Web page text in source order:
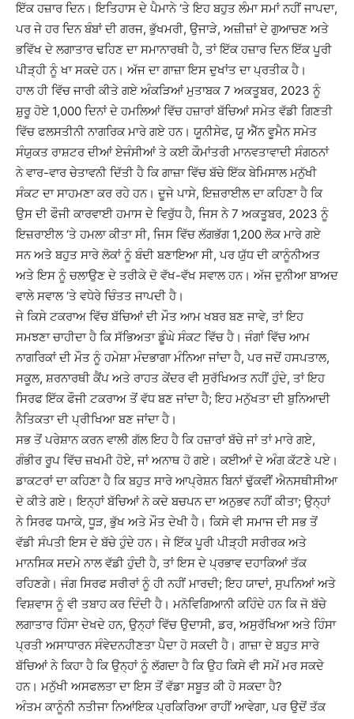
ਇੱਕ ਹਜ਼ਾਰ ਦਿਨ। ਇਤਿਹਾਸ ਦੇ ਪੈਮਾਨੇ ‘ਤੇ ਇਹ ਬਹੁਤ ਲੰਮਾ ਸਮਾਂ ਨਹੀਂ ਜਾਪਦਾ,
ਪਰ ਜੇ ਹਰ ਦਿਨ ਬੰਬਾਂ ਦੀ ਗਰਜ, ਭੁੱਖਮਰੀ, ਉਜਾੜੇ, ਅਜ਼ੀਜ਼ਾਂ ਦੇ ਗੁਆਚਣ ਅਤੇ
ਭਵਿੱਖ ਦੇ ਲਗਾਤਾਰ ਢਹਿਣ ਦਾ ਸਮਾਨਾਰਥੀ ਹੈ, ਤਾਂ ਇੱਕ ਹਜ਼ਾਰ ਦਿਨ ਇੱਕ ਪੂਰੀ
ਪੀੜ੍ਹੀ ਨੂੰ ਖਾ ਸਕਦੇ ਹਨ। ਅੱਜ ਦਾ ਗਾਜ਼ਾ ਇਸ ਦੁਖਾਂਤ ਦਾ ਪ੍ਰਤੀਕ ਹੈ।
ਹਾਲ ਹੀ ਵਿੱਚ ਜਾਰੀ ਕੀਤੇ ਗਏ ਅੰਕੜਿਆਂ ਮੁਤਾਬਕ 7 ਅਕਤੂਬਰ, 2023 ਨੂੰ
ਸ਼ੁਰੂ ਹੋਏ 1,000 ਦਿਨਾਂ ਦੇ ਹਮਲਿਆਂ ਵਿੱਚ ਹਜ਼ਾਰਾਂ ਬੱਚਿਆਂ ਸਮੇਤ ਵੱਡੀ ਗਿਣਤੀ
ਵਿੱਚ ਫਲਸਤੀਨੀ ਨਾਗਰਿਕ ਮਾਰੇ ਗਏ ਹਨ। ਯੂਨੀਸੇਫ, ਯੂ ਐੱਨ ਵੂਮੈਨ ਸਮੇਤ
ਸੰਯੁਕਤ ਰਾਸ਼ਟਰ ਦੀਆਂ ਏਜੰਸੀਆਂ ਤੇ ਕਈ ਕੌਮਾਂਤਰੀ ਮਾਨਵਤਾਵਾਦੀ ਸੰਗਠਨਾਂ
ਨੇ ਵਾਰ-ਵਾਰ ਚੇਤਾਵਨੀ ਦਿੱਤੀ ਹੈ ਕਿ ਗਾਜ਼ਾ ਵਿੱਚ ਬੱਚੇ ਇੱਕ ਬੇਮਿਸਾਲ ਮਨੁੱਖੀ
ਸੰਕਟ ਦਾ ਸਾਹਮਣਾ ਕਰ ਰਹੇ ਹਨ। ਦੂਜੇ ਪਾਸੇ, ਇਜ਼ਰਾਈਲ ਦਾ ਕਹਿਣਾ ਹੈ ਕਿ
ਉਸ ਦੀ ਫੌਜੀ ਕਾਰਵਾਈ ਹਮਾਸ ਦੇ ਵਿਰੁੱਧ ਹੈ, ਜਿਸ ਨੇ 7 ਅਕਤੂਬਰ, 2023 ਨੂੰ
ਇਜ਼ਰਾਈਲ ‘ਤੇ ਹਮਲਾ ਕੀਤਾ ਸੀ, ਜਿਸ ਵਿੱਚ ਲੱਗਭੱਗ 1,200 ਲੋਕ ਮਾਰੇ ਗਏ
ਸਨ ਅਤੇ ਬਹੁਤ ਸਾਰੇ ਲੋਕਾਂ ਨੂੰ ਬੰਦੀ ਬਣਾਇਆ ਸੀ, ਪਰ ਯੁੱਧ ਦੀ ਕਾਨੂੰਨੀਅਤ
ਅਤੇ ਇਸ ਨੂੰ ਚਲਾਉਣ ਦੇ ਤਰੀਕੇ ਦੋ ਵੱਖ-ਵੱਖ ਸਵਾਲ ਹਨ। ਅੱਜ ਦੁਨੀਆ ਬਾਅਦ
ਵਾਲੇ ਸਵਾਲ ‘ਤੇ ਵਧੇਰੇ ਚਿੰਤਤ ਜਾਪਦੀ ਹੈ।
ਜੇ ਕਿਸੇ ਟਕਰਾਅ ਵਿੱਚ ਬੱਚਿਆਂ ਦੀ ਮੌਤ ਆਮ ਖਬਰ ਬਣ ਜਾਵੇ, ਤਾਂ ਇਹ
ਸਮਝਣਾ ਚਾਹੀਦਾ ਹੈ ਕਿ ਸੱਭਿਅਤਾ ਡੂੰਘੇ ਸੰਕਟ ਵਿੱਚ ਹੈ। ਜੰਗਾਂ ਵਿੱਚ ਆਮ
ਨਾਗਰਿਕਾਂ ਦੀ ਮੌਤ ਨੂੰ ਹਮੇਸ਼ਾ ਮੰਦਭਾਗਾ ਮੰਨਿਆ ਜਾਂਦਾ ਹੈ, ਪਰ ਜਦੋਂ ਹਸਪਤਾਲ,
ਸਕੂਲ, ਸ਼ਰਨਾਰਥੀ ਕੈਂਪ ਅਤੇ ਰਾਹਤ ਕੇਂਦਰ ਵੀ ਸੁਰੱਖਿਅਤ ਨਹੀਂ ਹੁੰਦੇ, ਤਾਂ ਇਹ
ਸਿਰਫ ਇੱਕ ਫੌਜੀ ਟਕਰਾਅ ਤੋਂ ਵੱਧ ਬਣ ਜਾਂਦਾ ਹੈ; ਇਹ ਮਨੁੱਖਤਾ ਦੀ ਬੁਨਿਆਦੀ
ਨੈਤਿਕਤਾ ਦੀ ਪ੍ਰੀਖਿਆ ਬਣ ਜਾਂਦਾ ਹੈ।
ਸਭ ਤੋਂ ਪਰੇਸ਼ਾਨ ਕਰਨ ਵਾਲੀ ਗੱਲ ਇਹ ਹੈ ਕਿ ਹਜ਼ਾਰਾਂ ਬੱਚੇ ਜਾਂ ਤਾਂ ਮਾਰੇ ਗਏ,
ਗੰਭੀਰ ਰੂਪ ਵਿੱਚ ਜ਼ਖਮੀ ਹੋਏ, ਜਾਂ ਅਨਾਥ ਹੋ ਗਏ। ਕਈਆਂ ਦੇ ਅੰਗ ਕੱਟਣੇ ਪਏ।
ਡਾਕਟਰਾਂ ਦਾ ਕਹਿਣਾ ਹੈ ਕਿ ਬਹੁਤ ਸਾਰੇ ਆਪ੍ਰੇਸ਼ਨ ਬਿਨਾਂ ਢੁੱਕਵੀਂ ਐਨਸਥੀਸੀਆ
ਦੇ ਕੀਤੇ ਗਏ। ਇਨ੍ਹਾਂ ਬੱਚਿਆਂ ਨੇ ਕਦੇ ਬਚਪਨ ਦਾ ਅਨੁਭਵ ਨਹੀਂ ਕੀਤਾ; ਉਨ੍ਹਾਂ
ਨੇ ਸਿਰਫ ਧਮਾਕੇ, ਧੂੜ, ਭੁੱਖ ਅਤੇ ਮੌਤ ਦੇਖੀ ਹੈ। ਕਿਸੇ ਵੀ ਸਮਾਜ ਦੀ ਸਭ ਤੋਂ
ਵੱਡੀ ਸੰਪਤੀ ਇਸ ਦੇ ਬੱਚੇ ਹੁੰਦੇ ਹਨ। ਜੇ ਇੱਕ ਪੂਰੀ ਪੀੜ੍ਹੀ ਸਰੀਰਕ ਅਤੇ
ਮਾਨਸਿਕ ਸਦਮੇ ਨਾਲ ਵੱਡੀ ਹੁੰਦੀ ਹੈ, ਤਾਂ ਇਸ ਦੇ ਪ੍ਰਭਾਵ ਦਹਾਕਿਆਂ ਤੱਕ
ਰਹਿਣਗੇ। ਜੰਗ ਸਿਰਫ ਸਰੀਰਾਂ ਨੂੰ ਹੀ ਨਹੀਂ ਮਾਰਦੀ; ਇਹ ਯਾਦਾਂ, ਸੁਪਨਿਆਂ ਅਤੇ
ਵਿਸ਼ਵਾਸ ਨੂੰ ਵੀ ਤਬਾਹ ਕਰ ਦਿੰਦੀ ਹੈ। ਮਨੋਵਿਗਿਆਨੀ ਕਹਿੰਦੇ ਹਨ ਕਿ ਜੋ ਬੱਚੇ
ਲਗਾਤਾਰ ਹਿੰਸਾ ਦੇਖਦੇ ਹਨ, ਉਨ੍ਹਾਂ ਵਿੱਚ ਉਦਾਸੀ, ਡਰ, ਅਸੁਰੱਖਿਆ ਅਤੇ ਹਿੰਸਾ
ਪ੍ਰਤੀ ਅਸਾਧਾਰਨ ਸੰਵੇਦਨਹੀਣਤਾ ਪੈਦਾ ਹੋ ਸਕਦੀ ਹੈ। ਗਾਜ਼ਾ ਦੇ ਬਹੁਤ ਸਾਰੇ
ਬੱਚਿਆਂ ਨੇ ਕਿਹਾ ਹੈ ਕਿ ਉਨ੍ਹਾਂ ਨੂੰ ਲੱਗਦਾ ਹੈ ਕਿ ਉਹ ਕਿਸੇ ਵੀ ਸਮੇਂ ਮਰ ਸਕਦੇ
ਹਨ। ਮਨੁੱਖੀ ਅਸਫਲਤਾ ਦਾ ਇਸ ਤੋਂ ਵੱਡਾ ਸਬੂਤ ਕੀ ਹੋ ਸਕਦਾ ਹੈ?
ਅੰਤਮ ਕਾਨੂੰਨੀ ਨਤੀਜਾ ਨਿਆਂਇਕ ਪ੍ਰਕਿਰਿਆ ਰਾਹੀਂ ਆਵੇਗਾ, ਪਰ ਉਦੋਂ ਤੱਕ